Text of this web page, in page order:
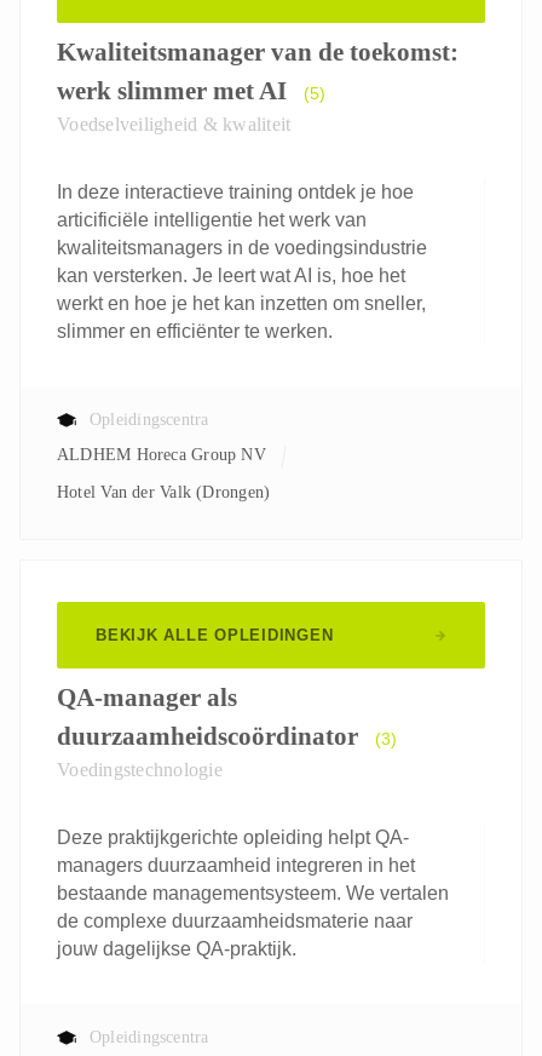
Kwaliteitsmanager van de toekomst:
werk slimmer met AI
(5)
Voedselveiligheid & kwaliteit
In deze interactieve training ontdek je hoe
articificiële intelligentie het werk van
kwaliteitsmanagers in de voedingsindustrie
kan versterken. Je leert wat AI is, hoe het
werkt en hoe je het kan inzetten om sneller,
slimmer en efficiënter te werken.
Opleidingscentra
ALDHEM Horeca Group NV
Hotel Van der Valk (Drongen)
BEKIJK ALLE OPLEIDINGEN
QA-manager als
duurzaamheidscoördinator
(3)
Voedingstechnologie
Deze praktijkgerichte opleiding helpt QA-
managers duurzaamheid integreren in het
bestaande managementsysteem. We vertalen
de complexe duurzaamheidsmaterie naar
jouw dagelijkse QA-praktijk.
Opleidingscentra